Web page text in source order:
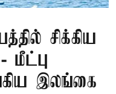
சிக்கிய
மீட்பு
இலங்கை